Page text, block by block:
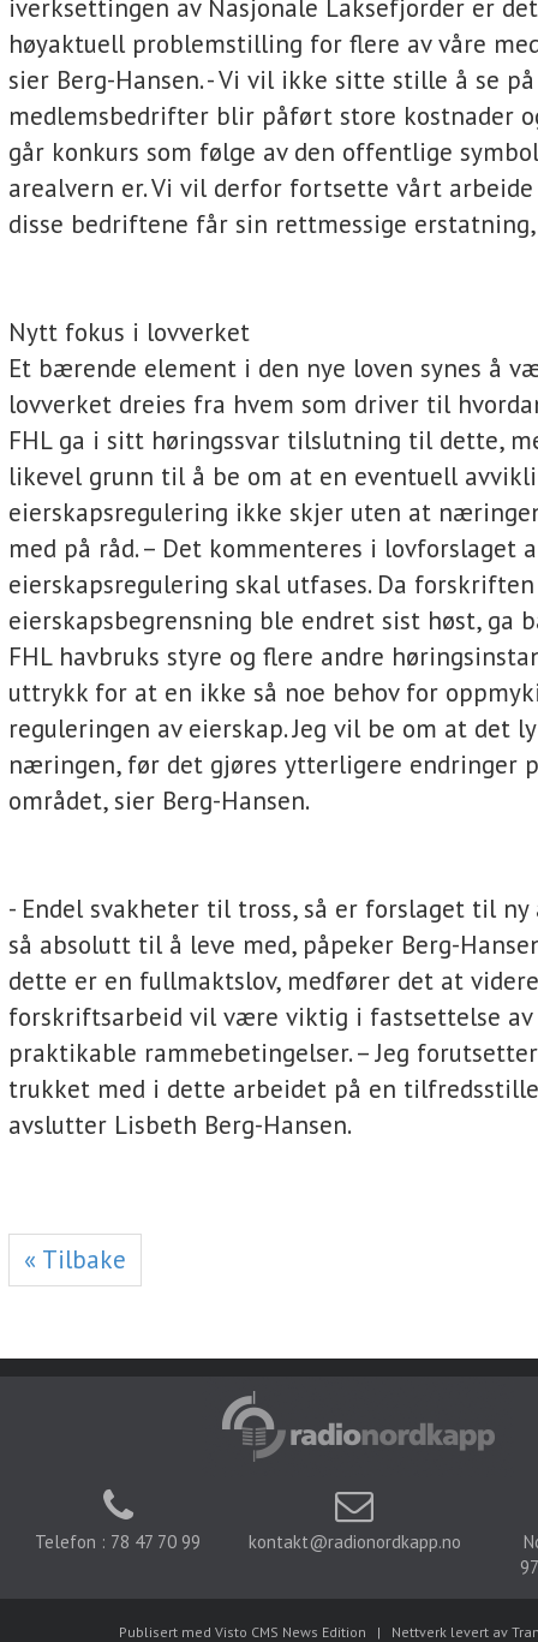
iverksettingen av Nasjonale Laksefjorder er
høyaktuell problemstilling for flere av våre
sier Berg-Hansen. - Vi vil ikke sitte stille å se
medlemsbedrifter blir påført store kostnader
går konkurs som følge av den offentlige
arealvern er. Vi vil derfor fortsette vårt
disse bedriftene får sin rettmessige
Nytt fokus i lovverket
Et bærende element i den nye loven synes å
lovverket dreies fra hvem som driver til
FHL ga i sitt høringssvar tilslutning til dette,
likevel grunn til å be om at en eventuell
eierskapsregulering ikke skjer uten at
med på råd. – Det kommenteres i lovforslaget
eierskapsregulering skal utfases. Da
eierskapsbegrensning ble endret sist høst, ga
FHL havbruks styre og flere andre
uttrykk for at en ikke så noe behov for
reguleringen av eierskap. Jeg vil be om at det
næringen, før det gjøres ytterligere endringer
området, sier Berg-Hansen.
- Endel svakheter til tross, så er forslaget til
så absolutt til å leve med, påpeker Berg-
dette er en fullmaktslov, medfører det at videre
forskriftsarbeid vil være viktig i fastsettelse av
praktikable rammebetingelser. – Jeg
trukket med i dette arbeidet på en
avslutter Lisbeth Berg-Hansen.
« Tilbake
Telefon : 78 47 70 99 kontakt@radionordkapp.no
Publisert med Visto CMS News Edition | Nettverk levert av